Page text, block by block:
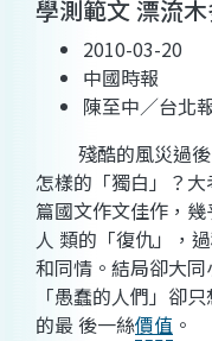
學測範文 漂流
2010-03-20
中國時報
陳至中／台北
殘酷的風災過後
怎樣的「獨白」？
篇國文作文佳作，
人 類的「復仇」，
和同情。結局卻大同
「愚蠢的人們」卻
的最 後一絲價值 。